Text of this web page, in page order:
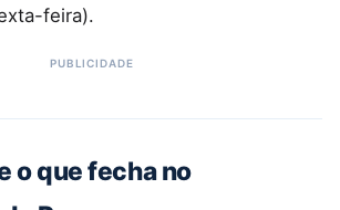
feira).
o que fecha no